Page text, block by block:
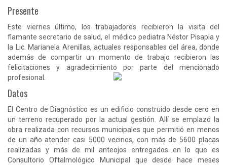
Presente
Este viernes último, los trabajadores recibieron la visita del
flamante secretario de salud, el médico pediatra Néstor Pisapia y
la Lic. Marianela Arenillas, actuales responsables del área, donde
además de compartir un momento de trabajo recibieron las
felicitaciones y agradecimiento por parte del mencionado
profesional.
Datos
El Centro de Diagnóstico es un edificio construido desde cero en
un terreno recuperado por la actual gestión. Allí se emplazó la
obra realizada con recursos municipales que permitió en menos
de un año atender casi 5000 vecinos, con más de 5600 placas
realizadas y más de mil anteojos entregados en lo que es
Consultorio Oftalmológico Municipal que desde hace meses